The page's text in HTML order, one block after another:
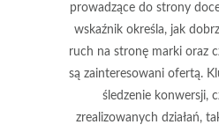
prowadzące do strony
wskaźnik określa, jak
ruch na stronę marki oraz
są zainteresowani ofertą.
śledzenie konwersji,
zrealizowanych działań,